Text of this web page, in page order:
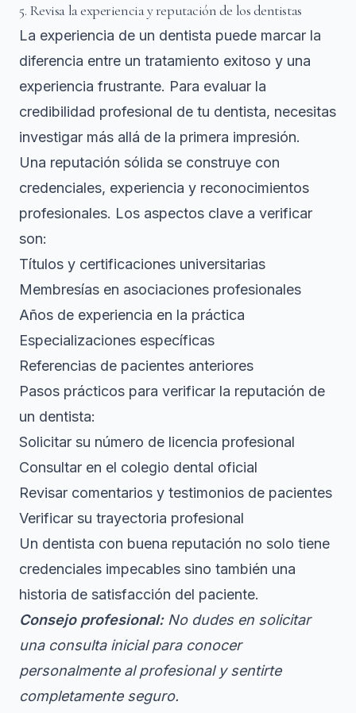
5. Revisa la experiencia y reputación de los dentistas
La experiencia de un dentista puede marcar la
diferencia entre un tratamiento exitoso y una
experiencia frustrante. Para evaluar la
credibilidad profesional de tu dentista, necesitas
investigar más allá de la primera impresión.
Una reputación sólida se construye con
credenciales, experiencia y reconocimientos
profesionales. Los aspectos clave a verificar
son:
Títulos y certificaciones universitarias
Membresías en asociaciones profesionales
Años de experiencia en la práctica
Especializaciones específicas
Referencias de pacientes anteriores
Pasos prácticos para verificar la reputación de
un dentista:
Solicitar su número de licencia profesional
Consultar en el colegio dental oficial
Revisar comentarios y testimonios de pacientes
Verificar su trayectoria profesional
Un dentista con buena reputación no solo tiene
credenciales impecables sino también una
historia de satisfacción del paciente.
Consejo profesional: No dudes en solicitar
una consulta inicial para conocer
personalmente al profesional y sentirte
completamente seguro.